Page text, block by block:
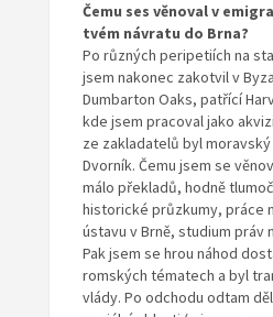
Čemu ses věnoval v
tvém návratu do Brna?
Po různých peripetiích na
jsem nakonec zakotvil v
Dumbarton Oaks, patřící
kde jsem pracoval jako
ze zakladatelů byl
Dvorník. Čemu jsem se
málo překladů, hodně
historické průzkumy, práce
ústavu v Brně, studium práv
Pak jsem se hrou náhod
romských tématech a byl
vlády. Po odchodu odtam